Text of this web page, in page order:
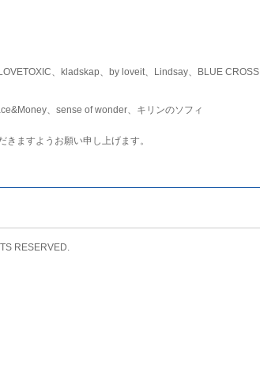
、kladskap、by loveit、Lindsay、BLUE CROSS
、sense of wonder、キリンのソフィ
ますようお願い申し上げます。